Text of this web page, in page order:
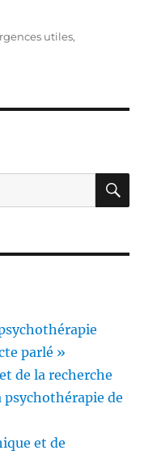
utiles,
parlé »
de la recherche
de
et de